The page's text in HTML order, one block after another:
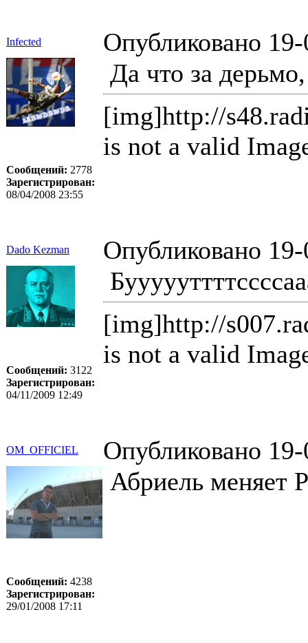
Infected Опубликовано
Сообщений: 2778
Зарегистрирован:
08/04/2008 23:55
Да что за
[img]http://
is not a valid
Dado Kezman Опубликовано
Сообщений: 3122
Зарегистрирован:
04/11/2009 12:49
[img]http://
is not a valid
OM_OFFICIEL Опубликовано
Сообщений: 4238
Зарегистрирован:
29/01/2008 17:11
Абриель меняет